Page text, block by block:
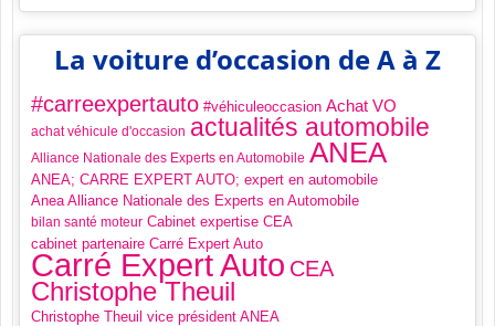
La voiture d’occasion de A à Z
#carreexpertauto #véhiculeoccasion Achat VO
achat véhicule d'occasion actualités automobile
Alliance Nationale des Experts en Automobile ANEA
ANEA; CARRE EXPERT AUTO; expert en automobile
Anea Alliance Nationale des Experts en Automobile
bilan santé moteur Cabinet expertise CEA
cabinet partenaire Carré Expert Auto
Carré Expert Auto CEA
Christophe Theuil
Christophe Theuil vice président ANEA